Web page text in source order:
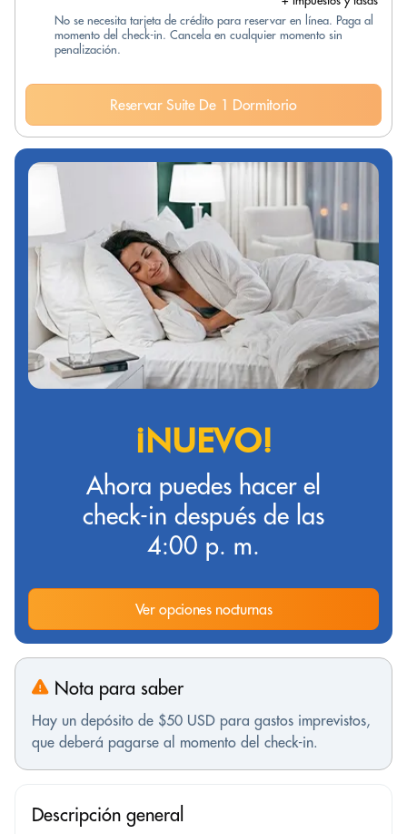
No se necesita tarjeta de crédito para reservar en línea. Paga al
momento del check-in. Cancela en cualquier momento sin
penalización.
Reservar Suite De 1 Dormitorio
¡NUEVO!
Ahora puedes hacer el
check-in después de las
4:00 p. m.
Ver opciones nocturnas
Nota para saber
Hay un depósito de $50 USD para gastos imprevistos,
que deberá pagarse al momento del check-in.
Descripción general